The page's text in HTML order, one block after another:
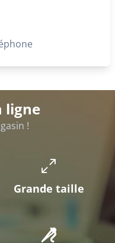
ligne
!
Grande taille